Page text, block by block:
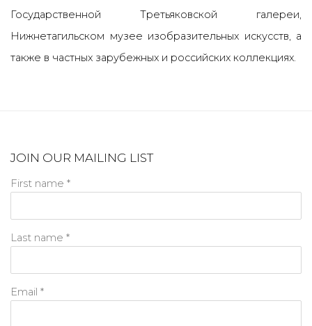
Государственной Третьяковской галереи,
Нижнетагильском музее изобразительных искусств, а
также в частных зарубежных и российских коллекциях.
JOIN OUR MAILING LIST
First name *
Last name *
Email *